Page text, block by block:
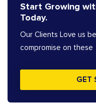
Start Growing
Today.
Our Clients Love us
compromise on these
GET